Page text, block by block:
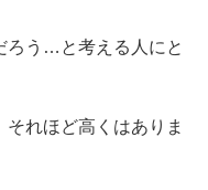
ろう…と考える人にと
れほど高くはありま